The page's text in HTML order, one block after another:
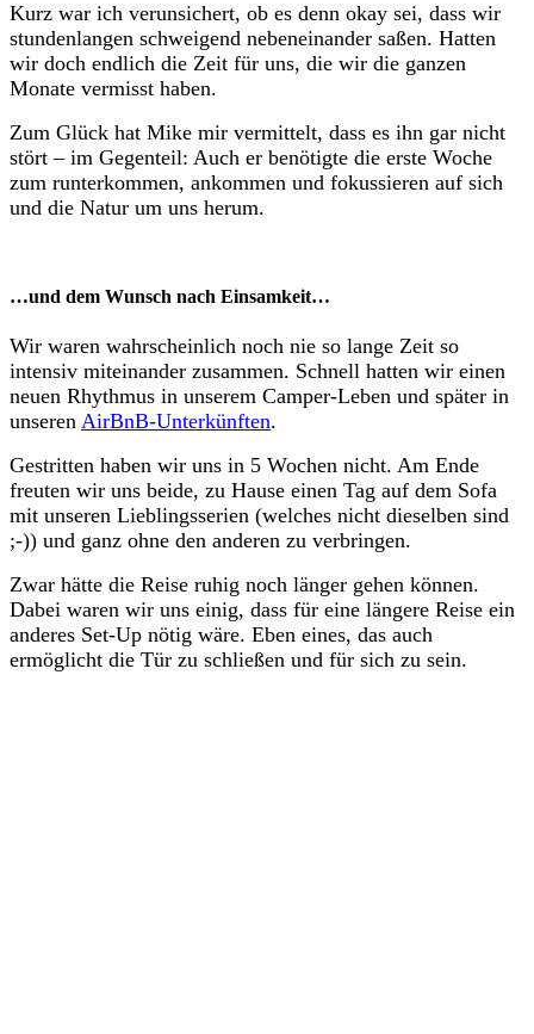
Kurz war ich verunsichert, ob es denn okay sei, dass wir
stundenlangen schweigend nebeneinander saßen. Hatten
wir doch endlich die Zeit für uns, die wir die ganzen
Monate vermisst haben.
Zum Glück hat Mike mir vermittelt, dass es ihn gar nicht
stört – im Gegenteil: Auch er benötigte die erste Woche
zum runterkommen, ankommen und fokussieren auf sich
und die Natur um uns herum.
…und dem Wunsch nach Einsamkeit…
Wir waren wahrscheinlich noch nie so lange Zeit so
intensiv miteinander zusammen. Schnell hatten wir einen
neuen Rhythmus in unserem Camper-Leben und später in
unseren AirBnB-Unterkünften.
Gestritten haben wir uns in 5 Wochen nicht. Am Ende
freuten wir uns beide, zu Hause einen Tag auf dem Sofa
mit unseren Lieblingsserien (welches nicht dieselben sind
;-)) und ganz ohne den anderen zu verbringen.
Zwar hätte die Reise ruhig noch länger gehen können.
Dabei waren wir uns einig, dass für eine längere Reise ein
anderes Set-Up nötig wäre. Eben eines, das auch
ermöglicht die Tür zu schließen und für sich zu sein.